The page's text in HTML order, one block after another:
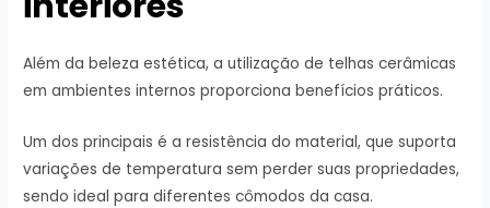
Além da beleza estética, a utilização de telhas cerâmicas
em ambientes internos proporciona benefícios práticos.
Um dos principais é a resistência do material, que suporta
variações de temperatura sem perder suas propriedades,
sendo ideal para diferentes cômodos da casa.